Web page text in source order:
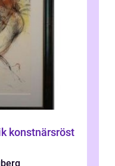
konstnärsröst